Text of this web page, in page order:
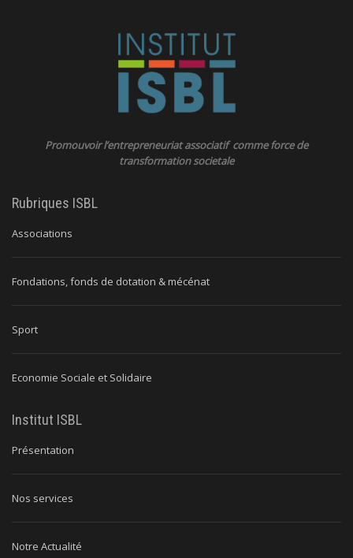
Promouvoir l’entrepreneuriat associatif comme force de
transformation societale
Rubriques ISBL
Associations
Fondations, fonds de dotation & mécénat
Sport
Economie Sociale et Solidaire
Institut ISBL
Présentation
Nos services
Notre Actualité